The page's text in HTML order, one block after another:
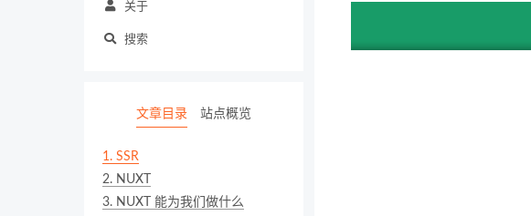
关于
搜索
文章目录 站点概览
1. SSR
2. NUXT
3. NUXT 能为我们做什么